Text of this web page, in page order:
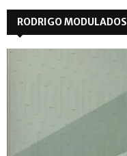
RODRIGO MODULADOS